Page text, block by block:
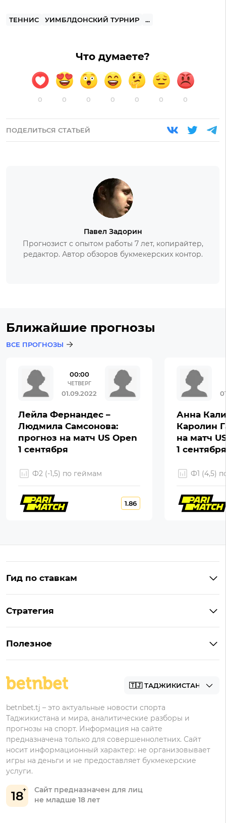
ТЕННИС УИМБЛДОНСКИЙ ТУРНИР ...
Что думаете?
0 0 0 0 0 0 0
ПОДЕЛИТЬСЯ СТАТЬЕЙ
Павел Задорин
Прогнозист с опытом работы 7 лет, копирайтер,
редактор. Автор обзоров букмекерских контор.
Ближайшие прогнозы
ВСЕ ПРОГНОЗЫ
00:00
ЧЕТВЕРГ
01.09.2022
Лейла Фернандес –
Людмила Самсонова:
прогноз на матч US Open
1 сентября
Ф2 (-1,5) по геймам
1.86
Анна
Каролин
на матч
1 сентября
Ф1 (4,5)
Гид по ставкам
Что значит «чет» и «нечет»
Стратегия
Полезное
Академия
18
Сайт предназначен для лиц
не младше 18 лет
betnbet.tj – это актуальные новости спорта
Таджикистана и мира, аналитические разборы и
прогнозы на спорт. Информация на сайте
предназначена только для совершеннолетних. Сайт
носит информационный характер: не организовывает
игры на деньги и не предоставляет букмекерские
услуги.